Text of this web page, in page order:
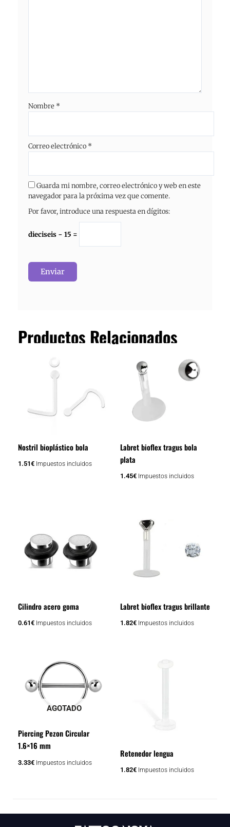
Nombre *
Correo electrónico *
Guarda mi nombre, correo electrónico y web en este
navegador para la próxima vez que comente.
Por favor, introduce una respuesta en dígitos:
dieciseis − 15 =
Productos Relacionados
Nostril bioplástico bola
1.51€ Impuestos incluidos
Labret bioflex tragus bola
plata
1.45€ Impuestos incluidos
Cilindro acero goma
0.61€ Impuestos incluidos
Labret bioflex tragus brillante
1.82€ Impuestos incluidos
AGOTADO
Piercing Pezon Circular
1.6×16 mm
3.33€ Impuestos incluidos
Retenedor lengua
1.82€ Impuestos incluidos